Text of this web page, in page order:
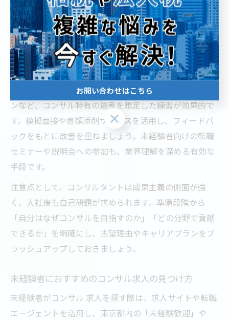
対策が不可欠です。まずは業界研究を徹底し、東京都内
のコンサル会社ごとの特色や主なプロジェクト事例を把
握しましょう。加えて、論理的思考力や資料作成力、プ
レゼンテーションスキルなど、コンサルタントに必須の
スキルを自己学習で補強することが求められます。
転職活動時には、ケース面接やグループディスカッショ
ンなど、コンサル特有の選考を想定した練習が効果的で
す。模擬面接や書類添削サービスを活用し、フィードバ
ックをもとに改善を重ねましょう。未経験者向けの転職
セミナーや説明会への参加も、業界理解を深める有効な
手段です。
注意点として、コンサルタントは成果主義の側面が強
く、入社後も自己研鑽が求められます。準備段階から
「自分はなぜコンサルを目指すのか」「どの分野で貢献
できるか」を明確にし、志望理由やキャリアプランをブ
ラッシュアップしておきましょう。
未経験者におすすめのコンサル求人の見つけ方
未経験者がコンサル 求人を探す際は、求人サイトや転職
エージェントを活用し、東京都内の「未経験歓迎」や
お問い合わせはこちら
お問い合わせはこちら